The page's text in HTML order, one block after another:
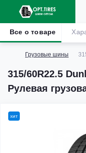
Грузовые шины
315/60R22.5
Рулевая
Все о товаре
хит